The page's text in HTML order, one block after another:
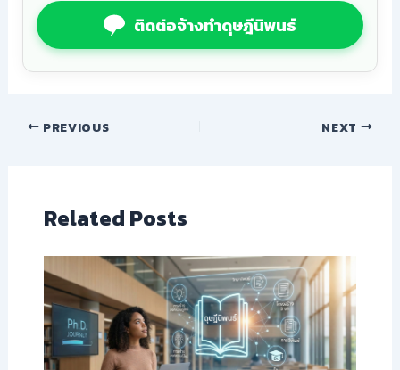
ติดต่อจ้างทำดุษฎีนิพนธ์
PREVIOUS NEXT
Related Posts